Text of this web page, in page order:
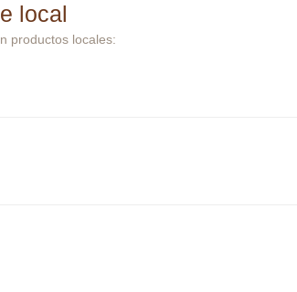
local
productos locales: